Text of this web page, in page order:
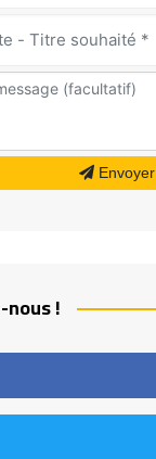
Envoyer
nous !